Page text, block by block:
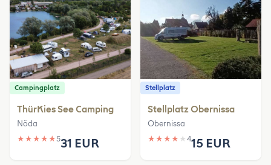
Campingplatz
ThürKies See Camping
Nöda
★ ★ ★ ★ ★531 EUR
Stellplatz
Stellplatz Obernissa
Obernissa
★ ★ ★ ★ ★ 415 EUR